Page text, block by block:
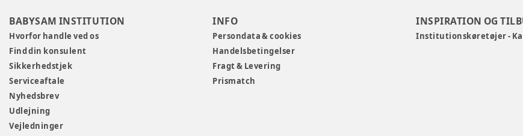
BABYSAM INSTITUTION
Hvorfor handle ved os
Find din konsulent
Sikkerhedstjek
Serviceaftale
Nyhedsbrev
Udlejning
Vejledninger
INFO
Persondata & cookies
Handelsbetingelser
Fragt & Levering
Prismatch
INSPIRATION OG
Institutionskøretøjer -